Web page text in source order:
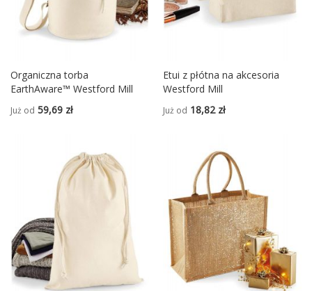
Organiczna torba
EarthAware™ Westford Mill
Już od 59,69 zł
Etui z płótna na akcesoria
Westford Mill
Już od 18,82 zł